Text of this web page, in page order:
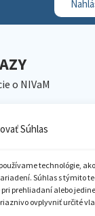
Súhlas
technológie,
Súhlas s týmito
prehliadaní alebo
ovplyvniť určité
o NIVaM